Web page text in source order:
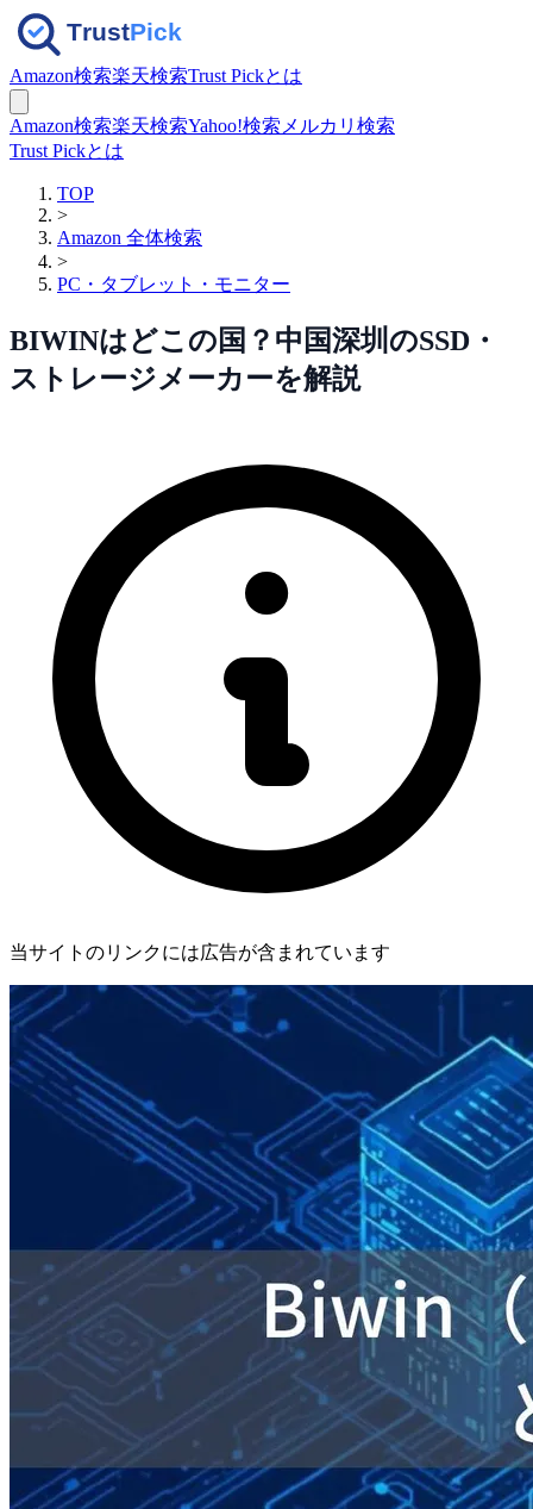
Amazon検索楽天検索Trust Pickとは
Amazon検索楽天検索Yahoo!検索 メルカリ検索
Trust Pickとは
TOP
>
Amazon 全体検索
>
PC・タブレット・モニター
BIWINはどこの国？中国深圳のSSD・
ストレージメーカーを解説
当サイトのリンクには広告が含まれています